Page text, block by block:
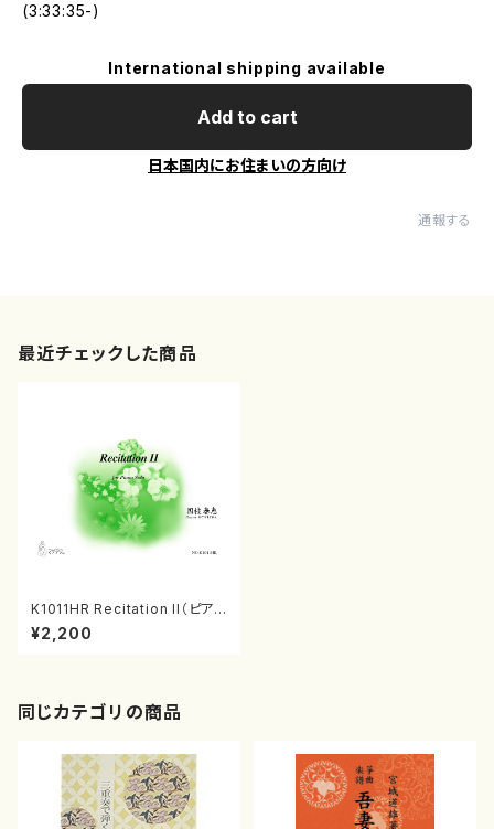
(3:33:35-)
International shipping available
Add to cart
日本国内にお住まいの方向け
通報する
最近チェックした商品
K1011HR Recitation II（ピアノ
ソロ/国枝春恵/楽譜）
¥2,200
同じカテゴリの商品